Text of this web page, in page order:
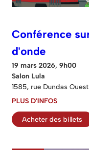
Conférence
d'onde
19 mars 2026, 9h00
Salon Lula
1585, rue Dundas
PLUS D'INFOS
Acheter des billets